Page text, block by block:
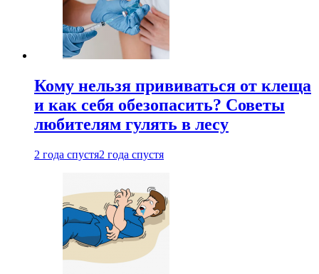
Кому нельзя прививаться от клеща
и как себя обезопасить? Советы
любителям гулять в лесу
2 года спустя2 года спустя